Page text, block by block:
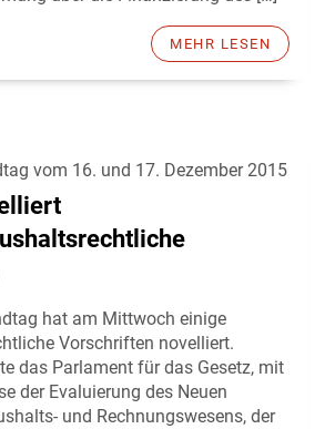
MEHR LESEN
vom 16. und 17. Dezember 2015
hat am Mittwoch einige
Vorschriften novelliert.
das Parlament für das Gesetz, mit
der Evaluierung des Neuen
und Rechnungswesens, der